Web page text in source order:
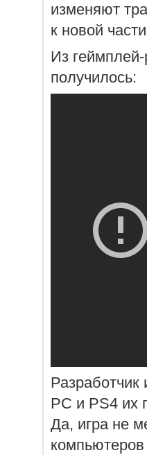
изменяют
к новой
Из
получилось:
Разработчик
PC и PS4 их
Да, игра не